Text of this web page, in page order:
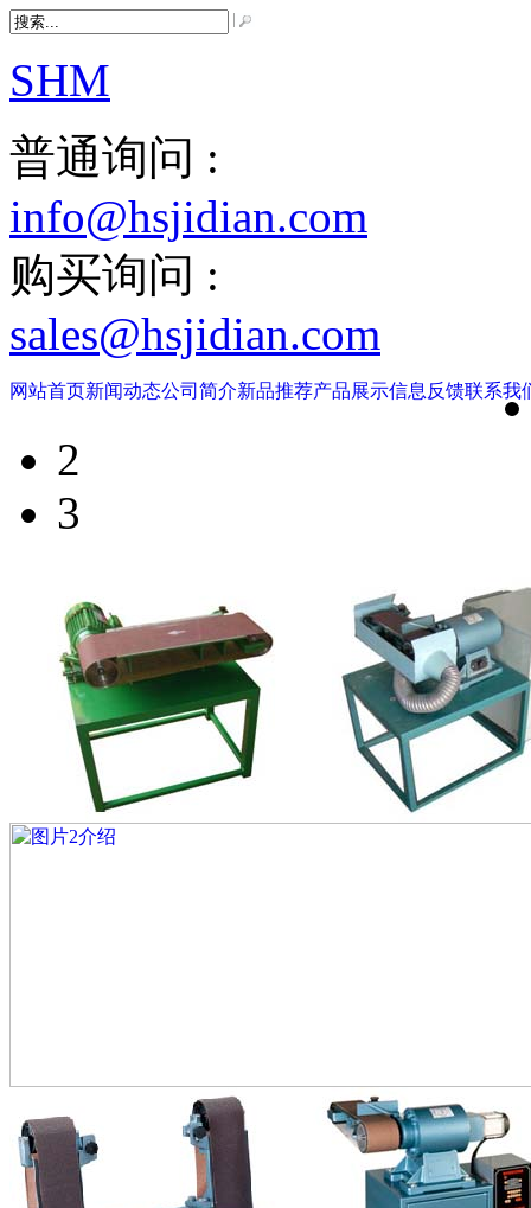
SHM
普通询问 :
info@hsjidian.com
购买询问 :
sales@hsjidian.com
网站首页新闻动态公司简介新品推荐产品展示信息反馈联系我
2
3